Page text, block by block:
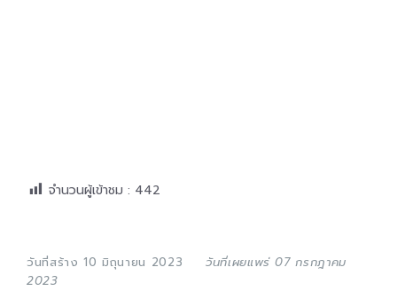
จำนวนผู้เข้าชม : 442
วันที่สร้าง 10 มิถุนายน 2023
วันที่เผยแพร่ 07 กรกฎาคม
2023